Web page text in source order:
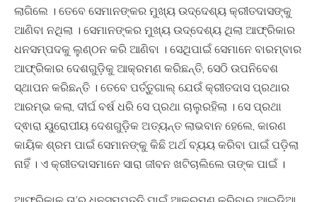
ଲାଗିଲେ । ତେବେ ସେମାନଙ୍କର ମୁଖ୍ୟ ଉଦ୍ଦେଶ୍ୟ କ୍ରୀତଦାସଙ୍କୁ
ଆଣିବା ନଥିଲା । ସେମାନଙ୍କର ମୁଖ୍ୟ ଉଦ୍ଦେଶ୍ୟ ଥିଲା ଆଫ୍ରିକାର
ଧନସମ୍ପଦକୁ ଲୁଣ୍ଠନ କରି ଆଣିବା । ସେଥିପାଇଁ ସେମାନେ ବାରମ୍ବାର
ଆଫ୍ରିକାର ଦେଶଗୁଡ଼ିକୁ ଆକ୍ରମଣ କରିଛନ୍ତି, ସେଠି ଉପନିବେଶ
ସ୍ଥାପନ କରିଛନ୍ତି । ତେବେ ପର୍ତ୍ତୁଗାଲ୍‍ ଯେଉଁ କ୍ରୀତଦାସ ପ୍ରଥାର
ଆରମ୍ଭ କଲା, ଦୀର୍ଘ ବର୍ଷ ଧରି ସେ ପ୍ରଥା ଚାଲୁରହିଲା । ସେ ପ୍ରଥା
ଦ୍ଵାରା ୟୁରୋପୀୟ ଦେଶଗୁଡ଼ିକ ଅତ୍ୟନ୍ତ ଲାଭବାନ ହେଲେ, କାରଣ
କାୟିକ ଶ୍ରମ ପାଇଁ ସେମାନଙ୍କୁ କିଛି ଅର୍ଥ ବ୍ୟୟ କରିବା ପାଇଁ ପଡ଼ିଲା
ନାହିଁ । ଏ କ୍ରୀତଦାସମାନେ ସାରା ଜୀବନ ଖଟିଚାଲିଲେ ତାଙ୍କ ପାଇଁ ।